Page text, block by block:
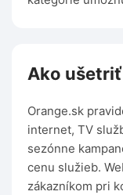
Ako
Orange.sk
internet, TV
sezónne
cenu služieb.
zákazníkom pri